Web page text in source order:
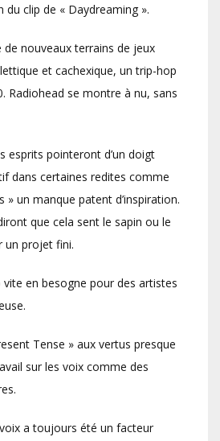
du clip de « Daydreaming ».
de nouveaux terrains de jeux
et cachexique, un trip-hop
Radiohead se montre à nu, sans
esprits pointeront d’un doigt
dans certaines redites comme
» un manque patent d’inspiration.
que cela sent le sapin ou le
un projet fini.
en besogne pour des artistes
Tense » aux vertus presque
sur les voix comme des
a toujours été un facteur